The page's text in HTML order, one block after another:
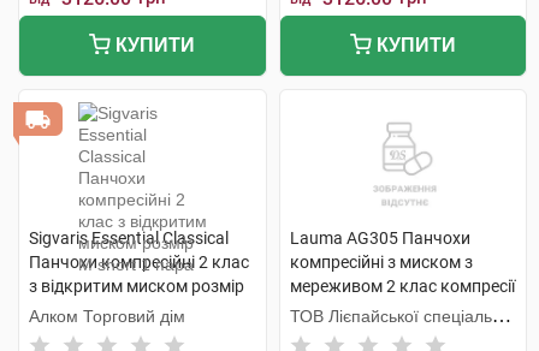
КУПИТИ КУПИТИ
Sigvaris Essential Classical
Панчохи компресійні 2 клас
з відкритим миском розмір
М short 1 пара
Алком Торговий дім
Lauma AG305 Панчохи
компресійні з миском з
мереживом 2 клас компресії
колір натуральний розмір 4
1 пара
ТОВ Лієпайської спеціальної
економічної зони Лаума